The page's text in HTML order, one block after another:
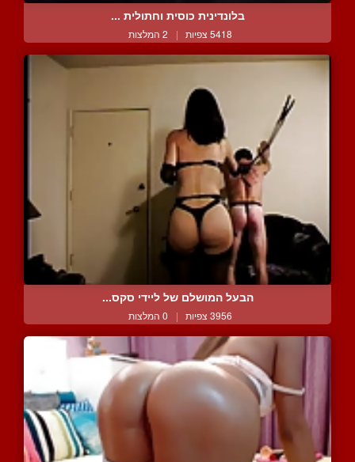
בלונדינית כוסית וחתולית ...
5418 צפיות | 2 המלצות
הבעל המושלם של ליידי סקס...
3956 צפיות | 0 המלצות